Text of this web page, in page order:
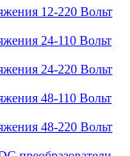
12-220 Вольт
24-110 Вольт
24-220 Вольт
48-110 Вольт
48-220 Вольт